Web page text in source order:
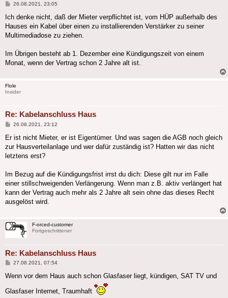
Beitrag
26.08.2021, 23:05
Ich denke nicht, daß der Mieter verpflichtet ist, vom HÜP außerhalb des
Hauses ein Kabel über einen zu installierenden Verstärker zu seiner
Multimediadose zu ziehen.
Im Übrigen besteht ab 1. Dezember eine Kündigungszeit von einem
Monat, wenn der Vertrag schon 2 Jahre alt ist.
Flole
Insider
Re: Kabelanschluss Haus
Beitrag
26.08.2021, 23:12
Er ist nicht Mieter, er ist Eigentümer. Und was sagen die AGB noch gleich
zur Hausverteilanlage und wer dafür zuständig ist? Hatten wir das nicht
letztens erst?
Im Bezug auf die Kündigungsfrist irrst du dich: Diese gilt nur im Falle
einer stillschweigenden Verlängerung. Wenn man z.B. aktiv verlängert hat
kann der Vertrag auch mehr als 2 Jahre alt sein ohne das dieses Recht
ausgelöst wird.
F-orced-customer
Fortgeschrittener
Re: Kabelanschluss Haus
Beitrag
27.08.2021, 07:54
Wenn vor dem Haus auch schon Glasfaser liegt, kündigen, SAT TV und
Glasfaser Internet, Traumhaft